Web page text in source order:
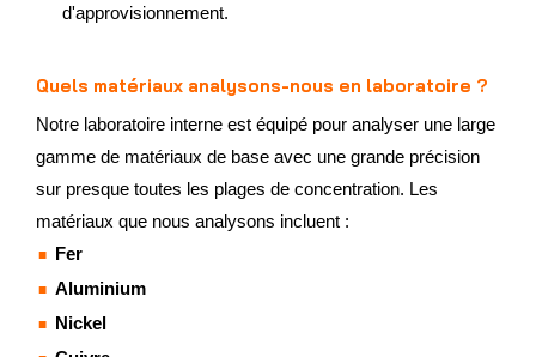
d'approvisionnement.
Quels matériaux analysons-nous en laboratoire ?
Notre laboratoire interne est équipé pour analyser une large
gamme de matériaux de base avec une grande précision
sur presque toutes les plages de concentration. Les
matériaux que nous analysons incluent :
Fer
Aluminium
Nickel